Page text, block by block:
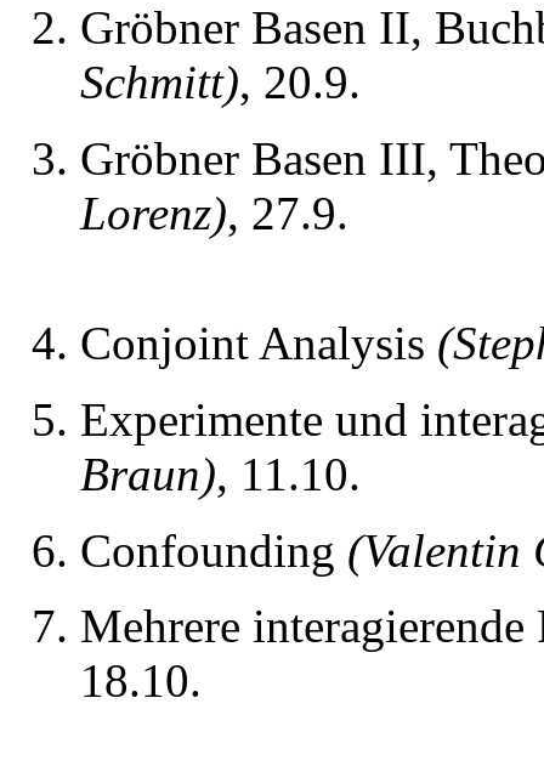
Gröbner Basen II,
Schmitt), 20.9.
Gröbner Basen III,
Lorenz), 27.9.
Conjoint Analysis
Experimente und
Braun), 11.10.
Confounding (Valentin
Mehrere
18.10.